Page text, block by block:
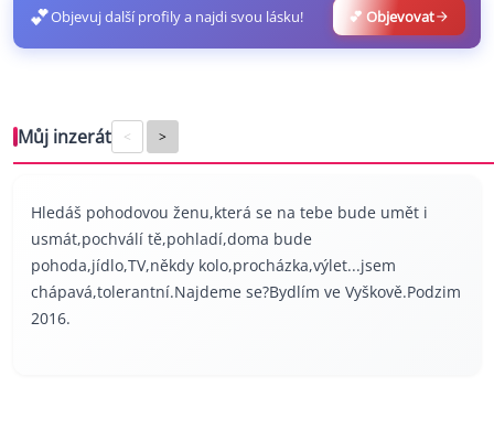
💕Objevuj další profily a najdi svou lásku! 💕 Objevovat
Můj inzerát < >
Hledáš pohodovou ženu,která se na tebe bude umět i
usmát,pochválí tě,pohladí,doma bude
pohoda,jídlo,TV,někdy kolo,procházka,výlet...jsem
chápavá,tolerantní.Najdeme se?Bydlím ve Vyškově.Podzim
2016.